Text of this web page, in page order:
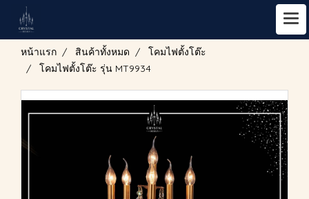
หน้าแรก สินค้าทั้งหมด
โคมไฟตั้งโต๊ะ
โคมไฟตั้งโต๊ะ รุ่น MT9934